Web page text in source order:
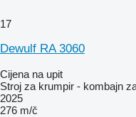
17
Dewulf RA 3060
Cijena na upit
Stroj za krumpir - kombajn
2025
276 m/č